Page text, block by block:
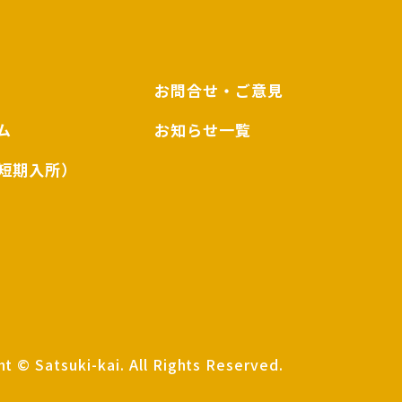
入所）
お問合せ・ご意見
お知らせ一覧
© Satsuki-kai. All Rights Reserved.